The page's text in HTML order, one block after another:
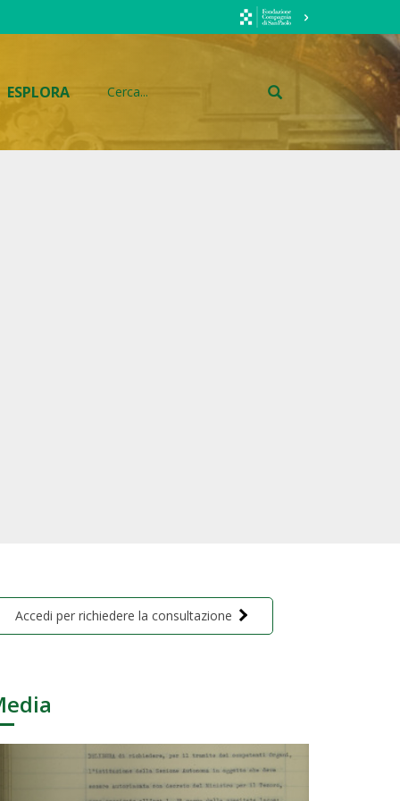
ESPLORA
Accedi per richiedere la consultazione